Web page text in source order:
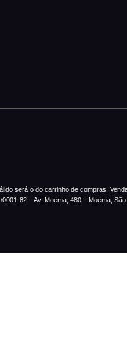
será o do carrinho de compras.
82 – Av. Moema, 480 – Moema, São